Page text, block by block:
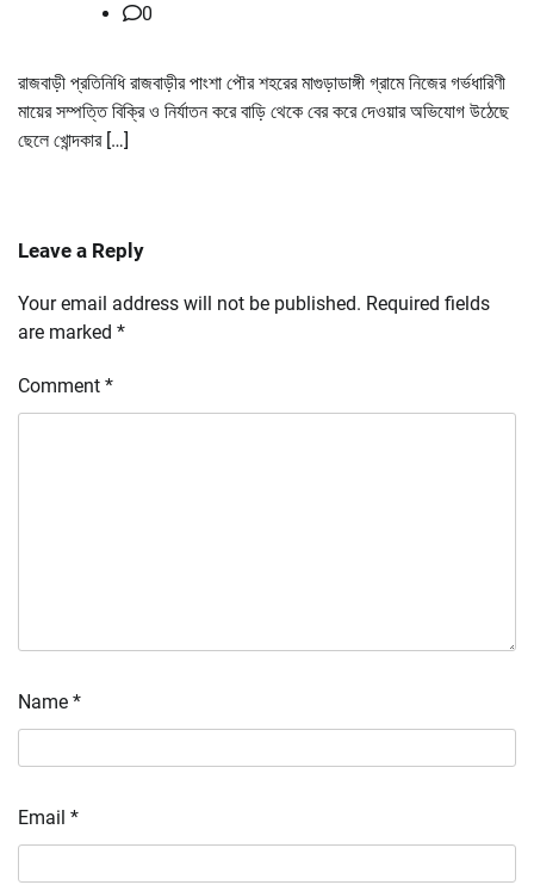
0
রাজবাড়ী প্রতিনিধি রাজবাড়ীর পাংশা পৌর শহরের মাগুড়াডাঙ্গী গ্রামে নিজের গর্ভধারিণী
মায়ের সম্পত্তি বিক্রি ও নির্যাতন করে বাড়ি থেকে বের করে দেওয়ার অভিযোগ উঠেছে
ছেলে খোন্দকার […]
Leave a Reply
Your email address will not be published. Required fields
are marked *
Comment *
Name *
Email *